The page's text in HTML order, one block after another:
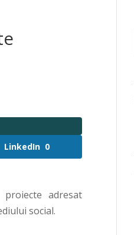
LinkedIn 0
adresat
social.